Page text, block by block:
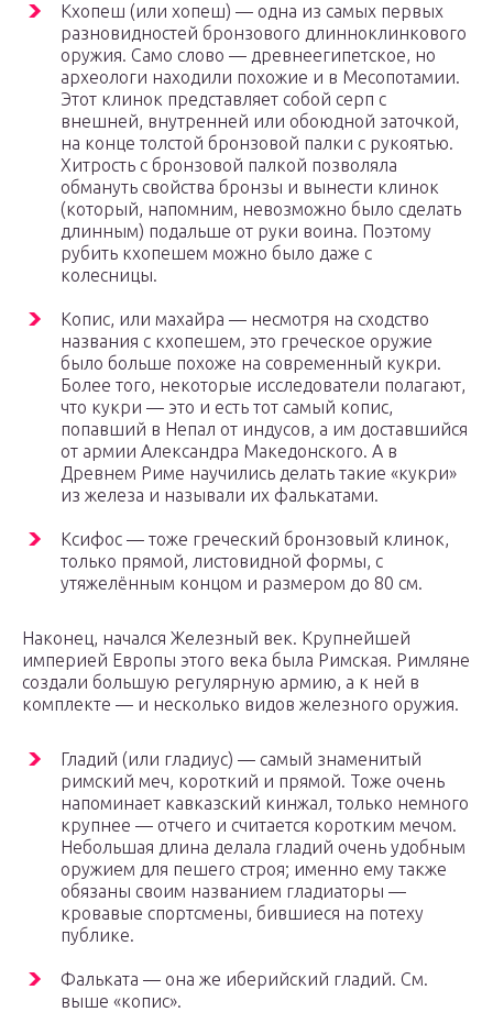
Кхопеш (или хопеш) — одна из самых первых
разновидностей бронзового длинноклинкового
оружия. Само слово — древнеегипетское, но
археологи находили похожие и в Месопотамии.
Этот клинок представляет собой серп с
внешней, внутренней или обоюдной заточкой,
на конце толстой бронзовой палки с рукоятью.
Хитрость с бронзовой палкой позволяла
обмануть свойства бронзы и вынести клинок
(который, напомним, невозможно было сделать
длинным) подальше от руки воина. Поэтому
рубить кхопешем можно было даже с
колесницы.
Копис, или махайра — несмотря на сходство
названия с кхопешем, это греческое оружие
было больше похоже на современный кукри.
Более того, некоторые исследователи полагают,
что кукри — это и есть тот самый копис,
попавший в Непал от индусов, а им доставшийся
от армии Александра Македонского. А в
Древнем Риме научились делать такие «кукри»
из железа и называли их фалькатами.
Ксифос — тоже греческий бронзовый клинок,
только прямой, листовидной формы, с
утяжелённым концом и размером до 80 см.
Наконец, начался Железный век. Крупнейшей
империей Европы этого века была Римская. Римляне
создали большую регулярную армию, а к ней в
комплекте — и несколько видов железного оружия.
Гладий (или гладиус) — самый знаменитый
римский меч, короткий и прямой. Тоже очень
напоминает кавказский кинжал, только немного
крупнее — отчего и считается коротким мечом.
Небольшая длина делала гладий очень удобным
оружием для пешего строя; именно ему также
обязаны своим названием гладиаторы —
кровавые спортсмены, бившиеся на потеху
публике.
Фальката — она же иберийский гладий. См.
выше «копис».